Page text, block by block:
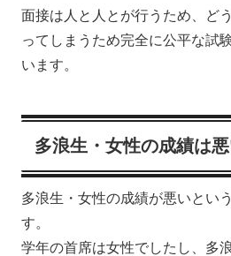
面接は人と人とが行うため、ど
ってしまうため完全に公平な試
います。
多浪生・女性の成績は悪
多浪生・女性の成績が悪いとい
す。
学年の首席は女性でしたし、多